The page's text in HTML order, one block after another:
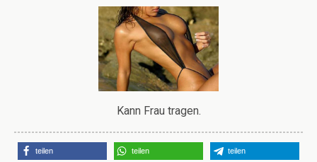
Kann Frau tragen.
teilen teilen teilen